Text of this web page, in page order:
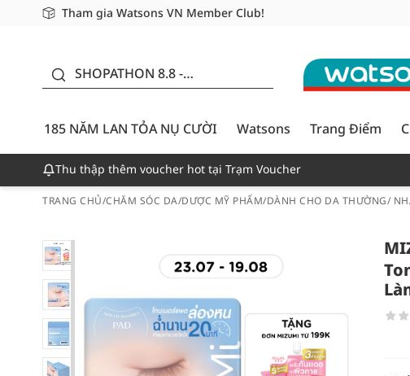
Tham gia Watsons VN Member Club!
Miễn phí giao hàng cho đơn hàng từ 249,000Đ
Giao hàng nhanh 24h - Áp dụng khu vực TP. Hồ Chí Minh
SHOPATHON 8.8 -
CƯỜI - GIẢM ĐẾN
50%
185 NĂM LAN TỎA NỤ CƯỜI
Watsons Trang Điểm
Thu thập thêm voucher hot tại Trạm Voucher
TRANG CHỦ/CHĂM SÓC DA/DƯỢC MỸ PHẨM/DÀNH CHO DA THƯỜNG/